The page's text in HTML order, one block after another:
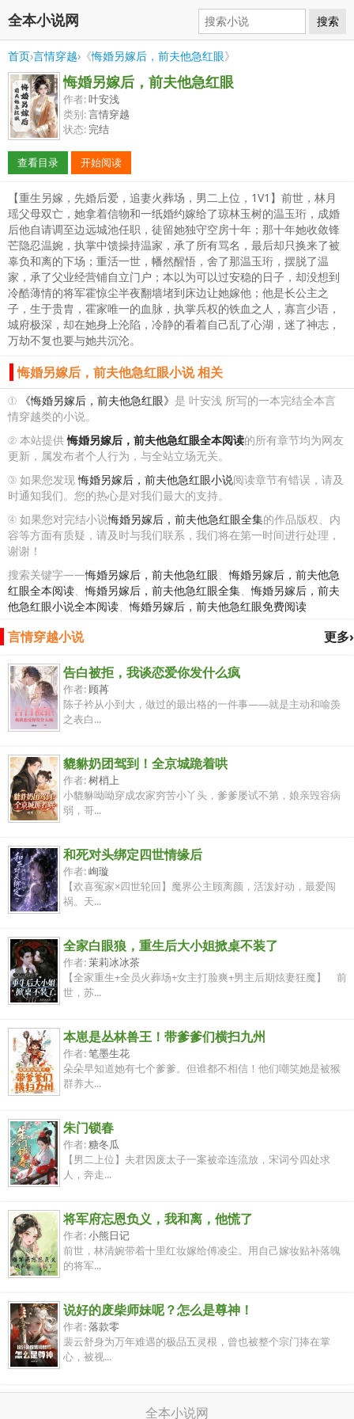
全本小说网 搜索
首页›言情穿越›《悔婚另嫁后，前夫他急红眼》
悔婚另嫁后，前夫他急红眼
作者:叶安浅
类别:言情穿越
状态: 完结
查看目录 开始阅读
【重生另嫁，先婚后爱，追妻火葬场，男二上位，1V1】前世，林月
瑶父母双亡，她拿着信物和一纸婚约嫁给了琼林玉树的温玉珩，成婚
后他自请调至边远城池任职，徒留她独守空房十年；那十年她收敛锋
芒隐忍温婉，执掌中馈操持温家，承了所有骂名，最后却只换来了被
辜负和离的下场；重活一世，幡然醒悟，舍了那温玉珩，摆脱了温
家，承了父业经营铺自立门户；本以为可以过安稳的日子，却没想到
冷酷薄情的将军霍惊尘半夜翻墙堵到床边让她嫁他；他是长公主之
子，生于贵胄，霍家唯一的血脉，执掌兵权的铁血之人，寡言少语，
城府极深，却在她身上沦陷，冷静的看着自己乱了心湖，迷了神志，
万劫不复也要与她共沉沦。
悔婚另嫁后，前夫他急红眼小说 相关
① 《悔婚另嫁后，前夫他急红眼》 是 叶安浅 所写的一本完结全本言
情穿越类的小说。
② 本站提供悔婚另嫁后，前夫他急红眼全本阅读的所有章节均为网友
更新，属发布者个人行为，与全站立场无关。
③ 如果您发现悔婚另嫁后，前夫他急红眼小说阅读章节有错误，请及
时通知我们。您的热心是对我们最大的支持。
④ 如果您对完结小说悔婚另嫁后，前夫他急红眼全集的作品版权、内
容等方面有质疑，请及时与我们联系，我们将在第一时间进行处理，
谢谢！
搜索关键字——悔婚另嫁后，前夫他急红眼、悔婚另嫁后，前夫他急
红眼全本阅读、悔婚另嫁后，前夫他急红眼全集、悔婚另嫁后，前夫
他急红眼小说全本阅读、悔婚另嫁后，前夫他急红眼免费阅读
更多›
言情穿越小说
告白被拒，我谈恋爱你发什么疯
作者: 顾苒
陈子衿从小到大，做过的最出格的一件事——就是主动和喻羡
之表白...
貔貅奶团驾到！全京城跪着哄
作者:树梢上
小貔貅呦呦穿成农家穷苦小丫头，爹爹屡试不第，娘亲毁容病
弱，哥...
和死对头绑定四世情缘后
作者:峋璇
【欢喜冤家×四世轮回】魔界公主顾离颜，活泼好动，最爱闯
祸。天...
全家白眼狼，重生后大小姐掀桌不装了
作者:茉莉冰冰茶
【全家重生+全员火葬场+女主打脸爽+男主后期炫妻狂魔】 前
世，苏...
本崽是丛林兽王！带爹爹们横扫九州
作者:笔墨生花
朵朵早知道她有七个爹爹。但谁都不相信！他们嘲笑她是被猴
群养大...
朱门锁春
作者:糖冬瓜
【男二上位】夫君因废太子一案被牵连流放，宋词兮四处求
人，奔走...
将军府忘恩负义，我和离，他慌了
作者:小熊日记
前世，林清婉带着十里红妆嫁给傅凌尘。用自己嫁妆贴补落魄
的将军...
说好的废柴师妹呢？怎么是尊神！
作者:落款零
裴云舒身为万年难遇的极品五灵根，曾也被整个宗门捧在掌
心，被视...
全本小说网